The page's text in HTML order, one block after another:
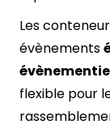
Les
évènements
flexible pour